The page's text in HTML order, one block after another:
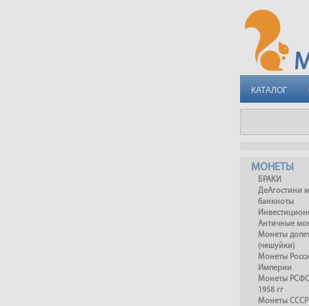
КАТАЛОГ
МОНЕТЫ
БРАКИ
ДеАгостини
банкноты
Античные
Монеты
(чешуйки)
Монеты
Империи
Монеты
1958 гг
Монеты СССР